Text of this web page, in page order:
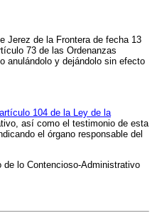
Jerez de la Frontera de fecha 13
73 de las Ordenanzas
anulándolo y dejándolo sin efecto
artículo 104 de la Ley de la
así como el testimonio de esta
el órgano responsable del
lo Contencioso-Administrativo